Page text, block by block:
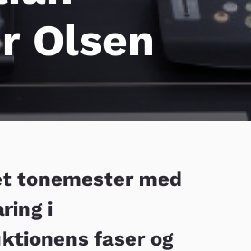
Olsen
tonemester med
i
faser og